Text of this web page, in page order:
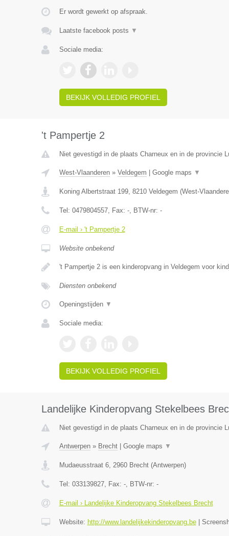
Er wordt gewerkt op afspraak.
Laatste facebook posts ▼
Sociale media:
BEKIJK VOLLEDIG PROFIEL
't Pampertje 2
Niet gevestigd in de plaats Charneux en in de provincie
West-Vlaanderen» Veldegem Google maps ▼
Koning Albertstraat 199, 8210 Veldegem (West-
Tel: 0479804557, Fax: -, BTW-nr: -
E-mail › 't Pampertje 2
Website onbekend
't Pampertje 2 is een kinderopvang in Veldegem voor
Diensten onbekend
Openingstijden ▼
Sociale media:
BEKIJK VOLLEDIG PROFIEL
Landelijke Kinderopvang Stekelbees
Niet gevestigd in de plaats Charneux en in de provincie
Antwerpen» Brecht| Google maps ▼
Mudaeusstraat 6, 2960 Brecht(Antwerpen)
Tel: 033139827, Fax: -, BTW-nr: -
E-mail › Landelijke Kinderopvang Stekelbees Brecht
Website: http://www.landelijkekinderopvang.be|